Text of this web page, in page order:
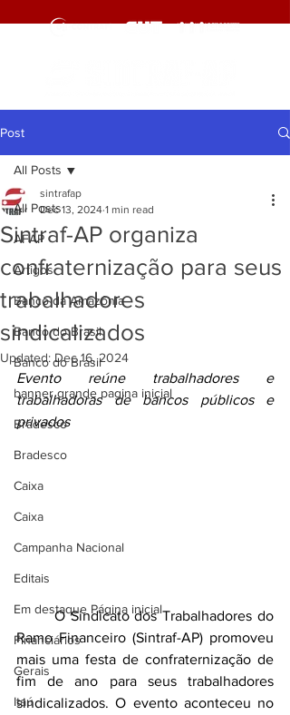
Post
All Posts
AFAP
Artigos
Banco da Amazônia
Banco do Brasil
Banco do Brasil
banner grande pagina inicial
Bradesco
Bradesco
Caixa
Caixa
Campanha Nacional
Editais
Em destaque Página inicial
Financiários
Gerais
Itaú
All Posts
Sintraf-AP organiza
confraternização para seus
trabalhadores
sindicalizados
sintrafap
Dec 13, 2024 1 min read
Updated: Dec 16, 2024
Evento reúne trabalhadores e
trabalhadoras de bancos públicos e
privados
	O Sindicato dos Trabalhadores do
Ramo Financeiro (Sintraf-AP) promoveu
mais uma festa de confraternização de
fim de ano para seus trabalhadores
sindicalizados. O evento aconteceu no